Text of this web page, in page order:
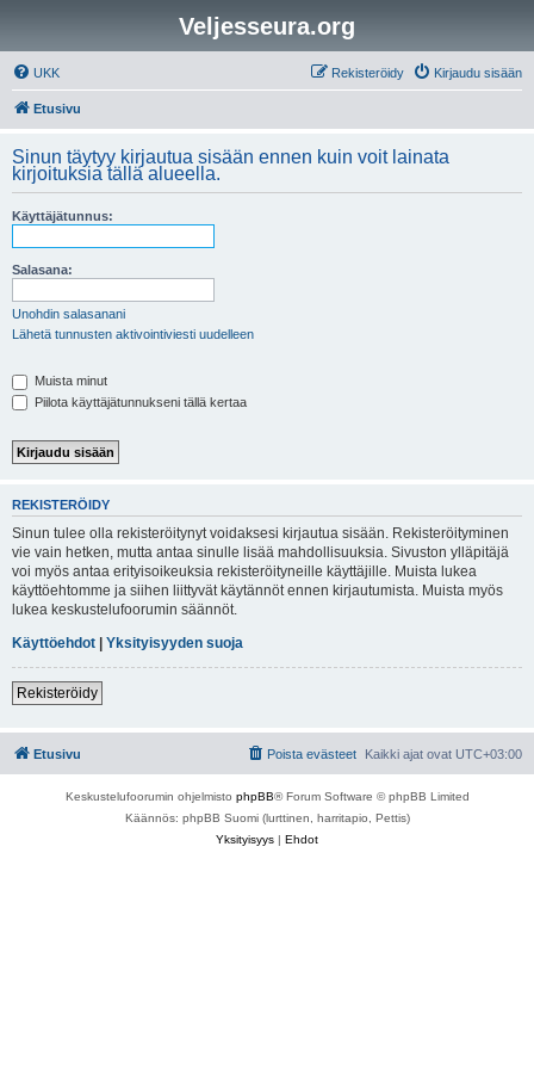
Veljesseura.org
UKK Kirjaudu sisään
Rekisteröidy
Etusivu
Sinun täytyy kirjautua sisään ennen kuin voit lainata
kirjoituksia tällä alueella.
Käyttäjätunnus:
Salasana:
Unohdin salasanani
Lähetä tunnusten aktivointiviesti uudelleen
Muista minut
Piilota käyttäjätunnukseni tällä kertaa
REKISTERÖIDY
Sinun tulee olla rekisteröitynyt voidaksesi kirjautua sisään. Rekisteröityminen
vie vain hetken, mutta antaa sinulle lisää mahdollisuuksia. Sivuston ylläpitäjä
voi myös antaa erityisoikeuksia rekisteröityneille käyttäjille. Muista lukea
käyttöehtomme ja siihen liittyvät käytännöt ennen kirjautumista. Muista myös
lukea keskustelufoorumin säännöt.
Käyttöehdot | Yksityisyyden suoja
Rekisteröidy
Etusivu Kaikki ajat ovat UTC+03:00
Poista evästeet
Keskustelufoorumin ohjelmisto phpBB® Forum Software © phpBB Limited
Käännös: phpBB Suomi (lurttinen, harritapio, Pettis)
Yksityisyys | Ehdot